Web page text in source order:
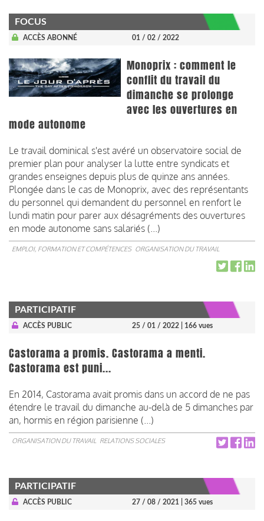
FOCUS
ACCÈS ABONNÉ 01 / 02 / 2022
Monoprix : comment le
conflit du travail du
dimanche se prolonge
avec les ouvertures en
mode autonome
Le travail dominical s'est avéré un observatoire social de
premier plan pour analyser la lutte entre syndicats et
grandes enseignes depuis plus de quinze ans années.
Plongée dans le cas de Monoprix, avec des représentants
du personnel qui demandent du personnel en renfort le
lundi matin pour parer aux désagréments des ouvertures
en mode autonome sans salariés (...)
EMPLOI, FORMATION ET COMPÉTENCES ORGANISATION DU TRAVAIL
PARTICIPATIF
ACCÈS PUBLIC 25 / 01 / 2022 | 166 vues
Castorama a promis. Castorama a menti.
Castorama est puni...
En 2014, Castorama avait promis dans un accord de ne pas
étendre le travail du dimanche au-delà de 5 dimanches par
an, hormis en région parisienne (...)
ORGANISATION DU TRAVAIL RELATIONS SOCIALES
PARTICIPATIF
ACCÈS PUBLIC 27 / 08 / 2021 | 365 vues